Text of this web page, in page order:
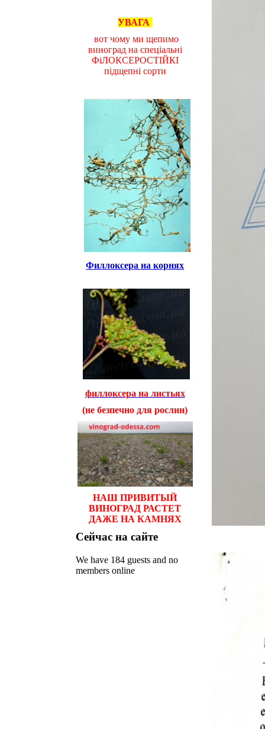
УВАГА
вот чому ми щепимо
виноград на спеціальні
ФіЛОКСЕРОСТІЙКІ
підщепні сорти
Филлоксера на корнях
филлоксера на листьях
(не безпечно для рослин)
НАШ ПРИВИТЫЙ
ВИНОГРАД РАСТЕТ
ДАЖЕ НА КАМНЯХ
Сейчас на сайте
We have 184 guests and no
members online